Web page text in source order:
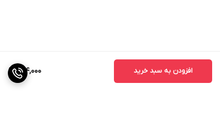
144,000 افزودن به سبد خرید